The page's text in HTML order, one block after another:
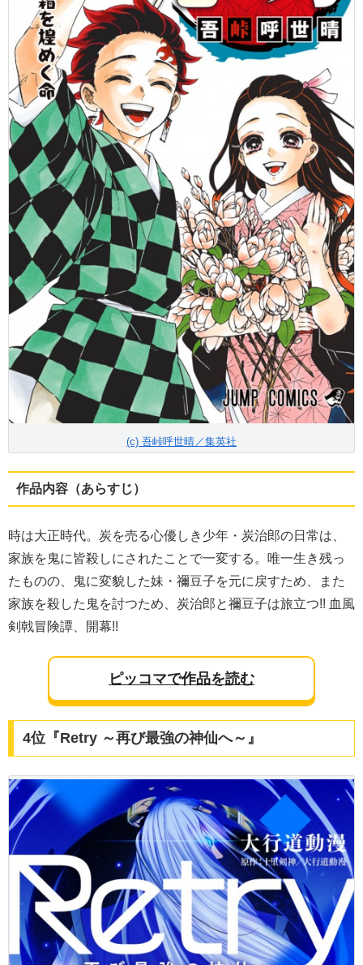
(c) 吾峠呼世晴／集英社
作品内容（あらすじ）
時は大正時代。炭を売る心優しき少年・炭治郎の日常は、
家族を鬼に皆殺しにされたことで一変する。唯一生き残っ
たものの、鬼に変貌した妹・禰豆子を元に戻すため、また
家族を殺した鬼を討つため、炭治郎と禰豆子は旅立つ!! 血風
剣戟冒険譚、開幕!!
ピッコマで作品を読む
4位『Retry ～再び最強の神仙へ～』